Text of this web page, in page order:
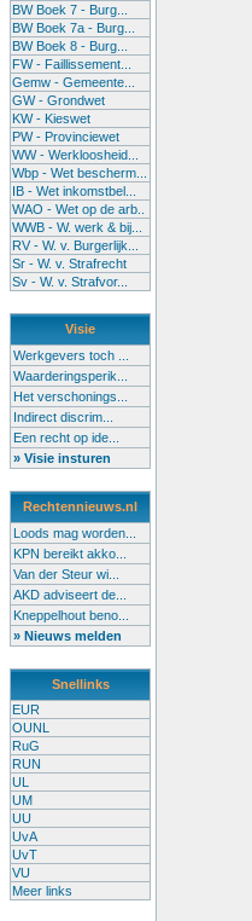
BW Boek 7 - Burg...
BW Boek 7a - Burg...
BW Boek 8 - Burg...
FW - Faillissement...
Gemw - Gemeente...
GW - Grondwet
KW - Kieswet
PW - Provinciewet
WW - Werkloosheid...
Wbp - Wet bescherm...
IB - Wet inkomstbel...
WAO - Wet op de arb..
WWB - W. werk & bij...
RV - W. v. Burgerlijk...
Sr - W. v. Strafrecht
Sv - W. v. Strafvor...
Visie
Werkgevers toch ...
Waarderingsperik...
Het verschonings...
Indirect discrim...
Een recht op ide...
» Visie insturen
Rechtennieuws.nl
Loods mag worden...
KPN bereikt akko...
Van der Steur wi...
AKD adviseert de...
Kneppelhout beno...
» Nieuws melden
Snellinks
EUR
OUNL
RuG
RUN
UL
UM
UU
UvA
UvT
VU
Meer links